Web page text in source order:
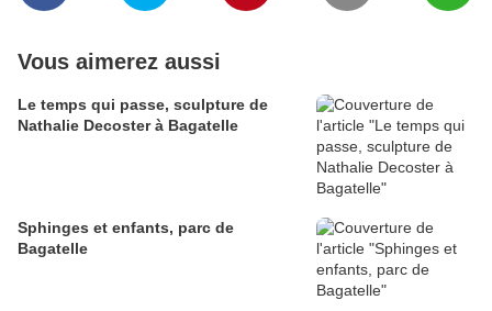
Vous aimerez aussi
Le temps qui passe, sculpture de
Nathalie Decoster à Bagatelle
Sphinges et enfants, parc de
Bagatelle